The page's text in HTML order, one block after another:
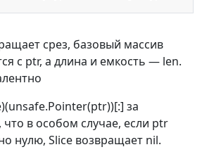
срез, базовый массив
с ptr, а длина и емкость — len.
за
в особом случае, если ptr
нулю, Slice возвращает nil.